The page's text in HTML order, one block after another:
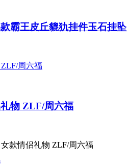
霸王皮丘貔犰挂件玉石挂坠
物 ZLF/周六福
款情侣礼物 ZLF/周六福